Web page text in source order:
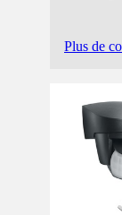
Plus de